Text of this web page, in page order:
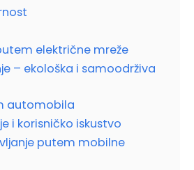
električne mreže
– ekološka i samoodrživa
automobila
i korisničko iskustvo
putem mobilne